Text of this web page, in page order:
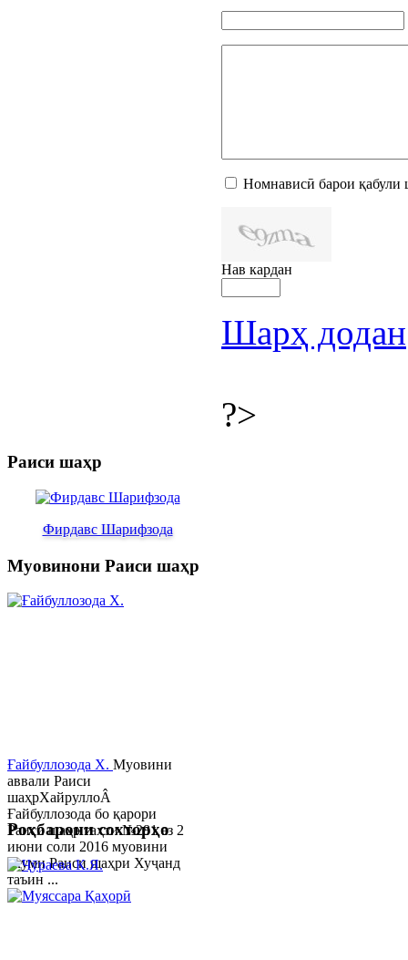
Номнависӣ барои қабули
Нав кардан
Шарҳ додан
?>
Раиси шаҳр
Фирдавс Шарифзода
Муовинони Раиси шаҳр
Ғайбуллозода Х. Муовини
аввали Раиси
шаҳрХайруллоÂ
Ғайбуллозода бо қарори
Раиси шаҳр таҳти №281 аз 2
июни соли 2016 муовини
якуми Раиси шаҳри Хуҷанд
таъин ...
Роҳбарони сохторҳо